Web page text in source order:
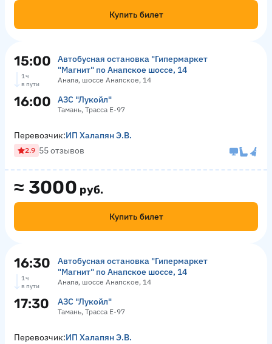
Купить билет
15:00
Автобусная остановка "Гипермаркет
"Магнит" по Анапское шоссе, 14
Анапа, шоссе Анапское, 14
1 ч
в пути
16:00 АЗС "Лукойл"
Тамань, Трасса Е-97
≈ 3000 руб.
Купить билет
Перевозчик:ИП Халапян Э.В.
2.9 55 отзывов
16:30
Автобусная остановка "Гипермаркет
"Магнит" по Анапское шоссе, 14
Анапа, шоссе Анапское, 14
1 ч
в пути
17:30 АЗС "Лукойл"
Тамань, Трасса Е-97
Перевозчик:ИП Халапян Э.В.